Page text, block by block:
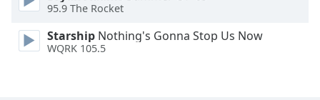
window. 95.9 The Rocket
Starship Nothing's Gonna Stop Us Now
WQRK 105.5